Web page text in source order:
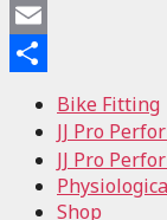
Mastodon
Email
ShareBike Fitting
JJ Pro
JJ Pro
Shop